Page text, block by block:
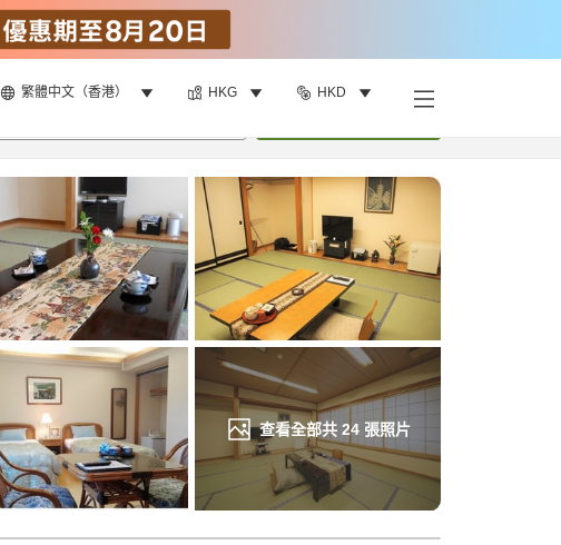
繁體中文（香港） HKG HKD
查看全部共 24張照片